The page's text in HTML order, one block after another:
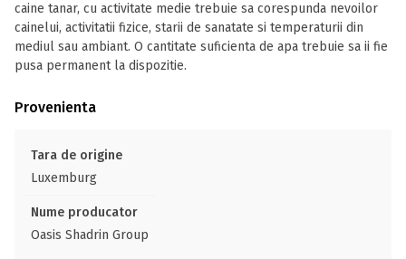
caine tanar, cu activitate medie trebuie sa corespunda nevoilor
cainelui, activitatii fizice, starii de sanatate si temperaturii din
mediul sau ambiant. O cantitate suficienta de apa trebuie sa ii fie
pusa permanent la dispozitie.
Provenienta
Tara de origine
Luxemburg
Nume producator
Oasis Shadrin Group